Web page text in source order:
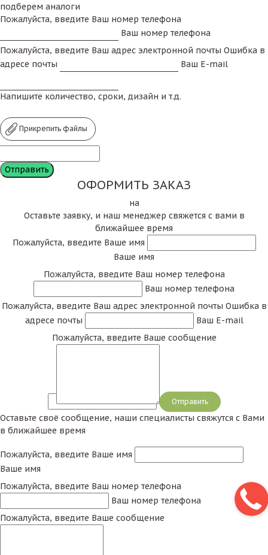
подберем аналоги
Пожалуйста, введите Ваш номер телефона
Ваш номер телефона
Пожалуйста, введите Ваш адрес электронной почты Ошибка в
адресе почты
Ваш E-mail
Напишите количество, сроки, дизайн и т.д.
Прикрепить файлы
ОФОРМИТЬ ЗАКАЗ
на
Оставьте заявку, и наш менеджер свяжется с вами в
ближайшее время
Пожалуйста, введите Ваше имя
Ваше имя
Пожалуйста, введите Ваш номер телефона
Ваш номер телефона
Пожалуйста, введите Ваш адрес электронной почты Ошибка в
адресе почты
Ваш E-mail
Пожалуйста, введите Ваше сообщение
Сообщение
Оставьте своё сообщение, наши специалисты свяжутся с Вами
в ближайшее время
Пожалуйста, введите Ваше имя
Ваше имя
Пожалуйста, введите Ваш номер телефона
Ваш номер телефона
Пожалуйста, введите Ваше сообщение